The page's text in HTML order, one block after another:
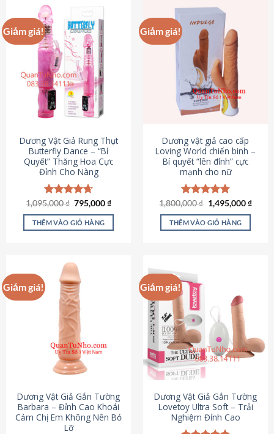
Giảm giá!
Dương Vật Giả Rung Thụt
Butterfly Dance – “Bí
Quyết” Thăng Hoa Cực
Đỉnh Cho Nàng
Được xếp
hạng4.65
5 sao
1,095,000₫ Giá
là:
1,095,000 ₫.
795,000₫Giá
tại
THÊM VÀO GIỎ HÀNG
Giảm giá!
Dương vật giả cao cấp
Loving World chiến binh –
Bí quyết “lên đỉnh” cực
mạnh cho nữ
Được xếp
hạng4.89
5 sao
1,800,000₫ Giá
gốc
là:
1,800,000 ₫.
1,495,000₫Giá
THÊM VÀO GIỎ HÀNG
Giảm giá!
Dương Vật Giả Gắn Tường
Barbara – Đỉnh Cao Khoái
Cảm Chị Em Không Nên Bỏ
Lỡ
Giảm giá!
Dương Vật Giả Gắn Tường
Lovetoy Ultra Soft – Trải
Nghiệm Đỉnh Cao